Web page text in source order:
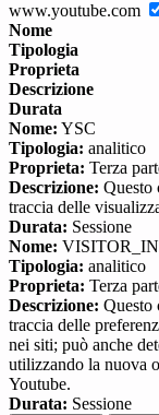
www.youtube.com
Nome
Tipologia
Proprieta
Descrizione
Durata
Nome: YSC
Tipologia: analitico
Proprieta: Terza
Descrizione: Questo
traccia delle
Durata: Sessione
Nome:
Tipologia: analitico
Proprieta: Terza
Descrizione: Questo
traccia delle
nei siti; può anche
utilizzando la nuova
Youtube.
Durata: Sessione